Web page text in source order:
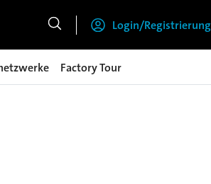
Login/Registrierung
Factory Tour